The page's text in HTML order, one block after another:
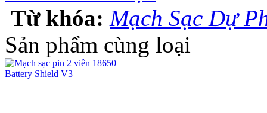
Từ khóa: Mạch Sạc Dự
Sản phẩm cùng loại